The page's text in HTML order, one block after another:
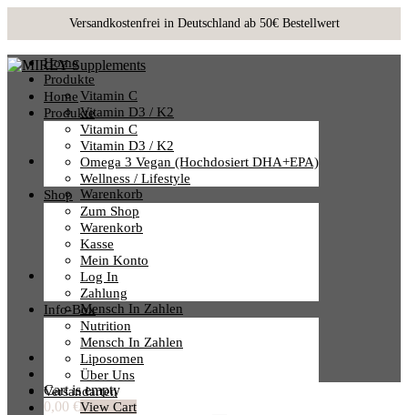
Home
Produkte
Vitamin C
Vitamin D3 / K2
Omega 3 Vegan (hochdosiert DHA+EPA)
Wellness / Lifestyle
Shop
Zum Shop
Warenkorb
Kasse
Mein Konto
Log In
Zahlung
Info-Box
Nutrition
Mensch In Zahlen
Liposomen
Über Uns
Versandarten
Home
Produkte
Vitamin C
Vitamin D3 / K2
Omega 3 Vegan (hochdosiert DHA+EPA)
Wellness / Lifestyle
Shop
Zum Shop
Warenkorb
Kasse
Mein Konto
Log In
Zahlung
Info-Box
Nutrition
Mensch In Zahlen
Liposomen
Über Uns
Versandarten
Cart is empty
0,00 €View Cart